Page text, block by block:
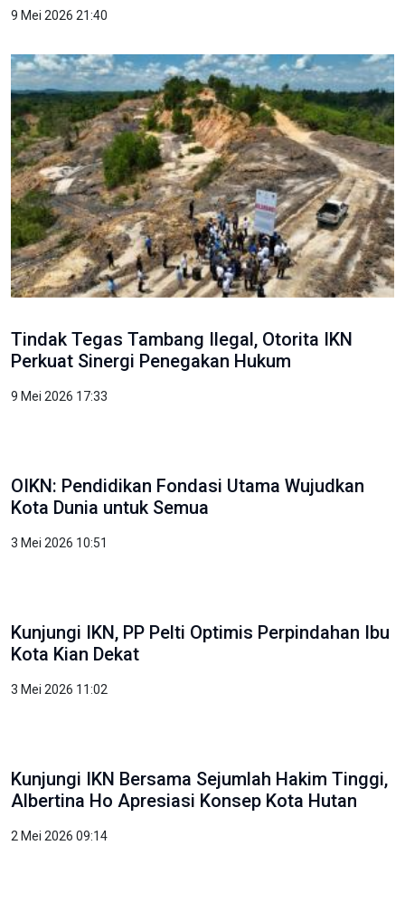
9 Mei 2026 21:40
Tindak Tegas Tambang Ilegal, Otorita IKN
Perkuat Sinergi Penegakan Hukum
9 Mei 2026 17:33
3 Mei 2026 10:51